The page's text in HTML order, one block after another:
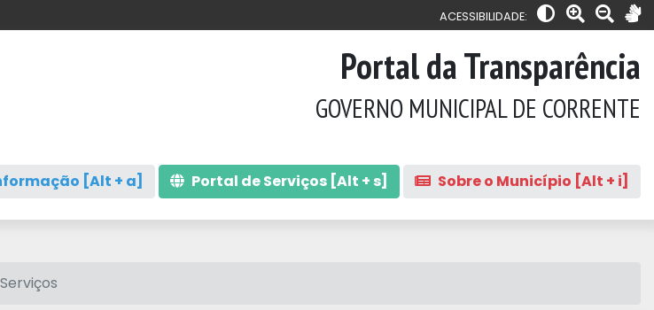
ACESSIBILIDADE:
Portal da Transparência
GOVERNO MUNICIPAL DE CORRENTE
[Alt + a] Portal de Serviços [Alt + s] Sobre o Município [Alt + i]